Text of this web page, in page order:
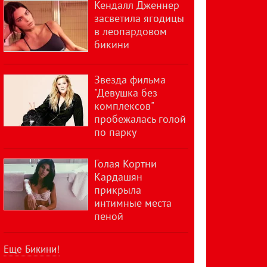
Кендалл Дженнер
засветила ягодицы
в леопардовом
бикини
Звезда фильма
"Девушка без
комплексов"
пробежалась голой
по парку
Голая Кортни
Кардашян
прикрыла
интимные места
пеной
Еще Бикини!